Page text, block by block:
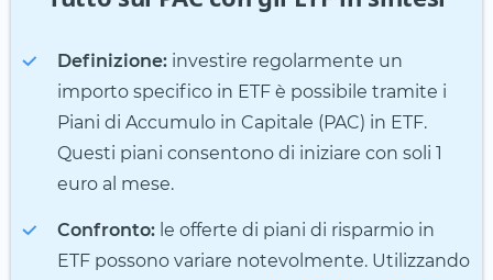
Definizione: investire regolarmente un
importo specifico in ETF è possibile tramite i
Piani di Accumulo in Capitale (PAC) in ETF.
Questi piani consentono di iniziare con soli 1
euro al mese.
Confronto: le offerte di piani di risparmio in
ETF possono variare notevolmente. Utilizzando